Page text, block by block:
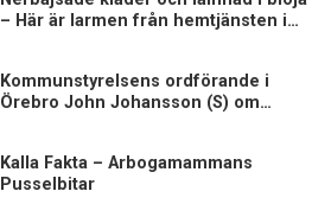
– Här är larmen från hemtjänsten i
Kommunstyrelsens ordförande i
Örebro John Johansson (S) om
Kalla Fakta – Arbogamammans
Pusselbitar